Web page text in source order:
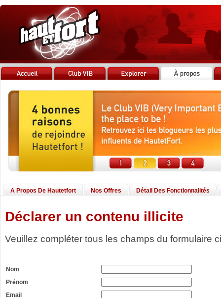
A Propos De Hautetfort Nos Offres Détail Des Fonctionnalités
Déclarer un contenu illicite
Veuillez compléter tous les champs du formulaire
Nom
Prénom
Email